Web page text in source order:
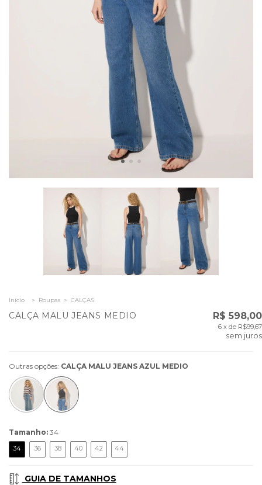
Início > Roupas > CALÇAS
CALÇA MALU JEANS MEDIO R$ 598,00
6 x de R$99,67
sem juros
Outras opções: CALÇA MALU JEANS AZUL MEDIO
Tamanho: 34
34 36 38 40 42 44
GUIA DE TAMANHOS